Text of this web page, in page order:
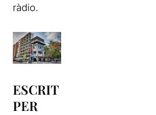
ràdio.
ESCRIT
PER